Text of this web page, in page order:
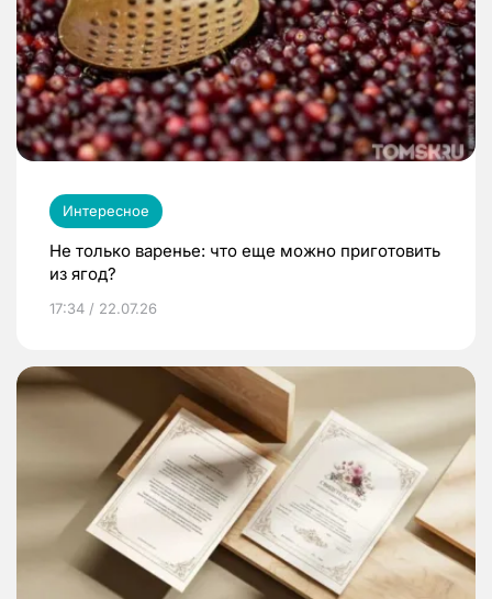
Интересное
Не только варенье: что еще можно приготовить
из ягод?
17:34 / 22.07.26